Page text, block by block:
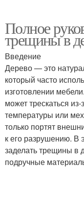
доме
Новые
Полное
трещины в
Введение
Дерево — это
который часто
изготовлении
может трескаться
температуры или
только портят
к его разрушению. В
заделать трещины в
подручные